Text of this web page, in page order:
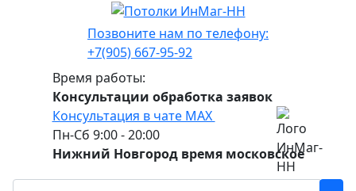
Позвоните нам по телефону:
+7(905) 667-95-92
Время работы:
Консультации обработка заявок
Консультация в чате МАХ
Пн-Сб 9:00 - 20:00
Нижний Новгород время московское